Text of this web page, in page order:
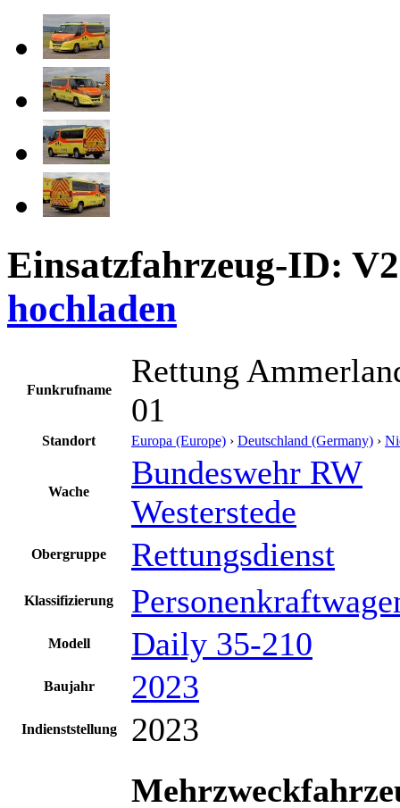
Einsatzfahrzeug-ID:
hochladen
Funkrufname
Rettung
01
Standort Europa (Europe) › Deutschland (Germany) ›
Wache
Bundeswehr RW
Westerstede
Obergruppe Rettungsdienst
Klassifizierung
Modell Daily 35-210
Baujahr 2023
Indienststellung 2023